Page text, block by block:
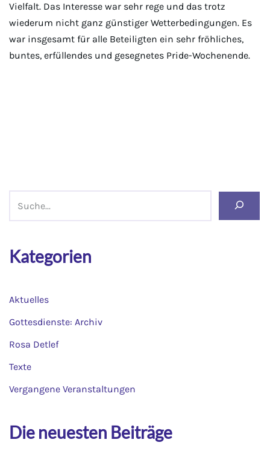
Vielfalt. Das Interesse war sehr rege und das trotz
wiederum nicht ganz günstiger Wetterbedingungen. Es
war insgesamt für alle Beteiligten ein sehr fröhliches,
buntes, erfüllendes und gesegnetes Pride-Wochenende.
Kategorien
Aktuelles
Gottesdienste: Archiv
Rosa Detlef
Texte
Vergangene Veranstaltungen
Die neuesten Beiträge